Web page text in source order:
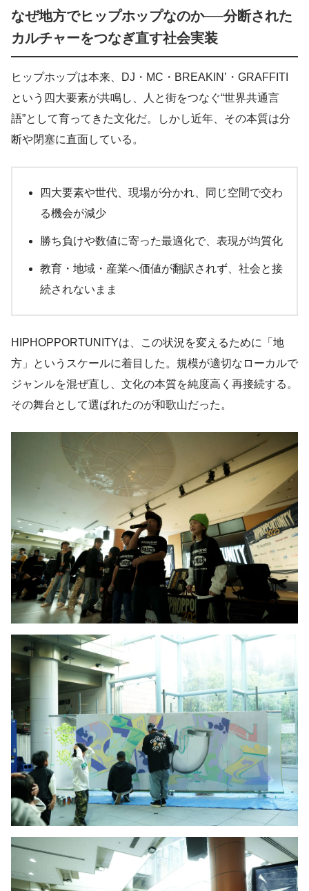
なぜ地方でヒップホップなのか──分断された
カルチャーをつなぎ直す社会実装
ヒップホップは本来、DJ・MC・BREAKIN’・GRAFFITI
という四大要素が共鳴し、人と街をつなぐ“世界共通言
語”として育ってきた文化だ。しかし近年、その本質は分
断や閉塞に直面している。
四大要素や世代、現場が分かれ、同じ空間で交わ
る機会が減少
勝ち負けや数値に寄った最適化で、表現が均質化
教育・地域・産業へ価値が翻訳されず、社会と接
続されないまま
HIPHOPPORTUNITYは、この状況を変えるために「地
方」というスケールに着目した。規模が適切なローカルで
ジャンルを混ぜ直し、文化の本質を純度高く再接続する。
その舞台として選ばれたのが和歌山だった。